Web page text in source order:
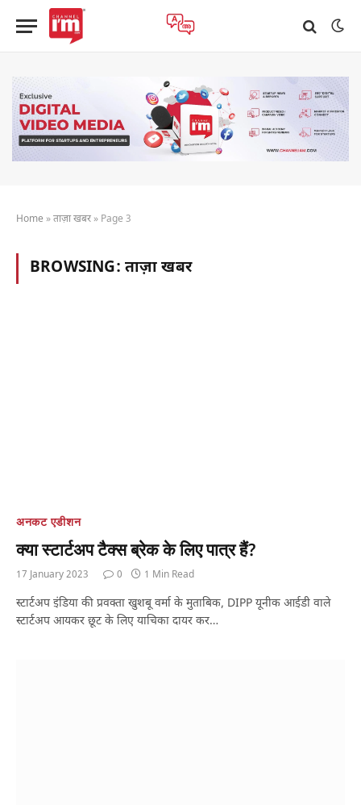
Home »ताज़ा खबर » Page 3
BROWSING: ताज़ा खबर
अनकट एडीशन
क्या स्टार्टअप टैक्स ब्रेक के लिए पात्र हैं?
17 January 2023 0 1 Min Read
स्टार्टअप इंडिया की प्रवक्ता खुशबू वर्मा के मुताबिक, DIPP यूनीक आईडी वाले
स्टार्टअप आयकर छूट के लिए याचिका दायर कर…